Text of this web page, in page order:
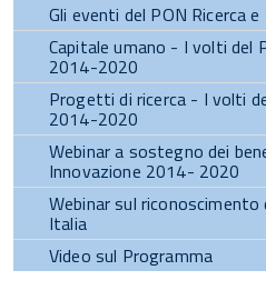
Gli eventi del PON Ricerca
Capitale umano - I volti del
2014-2020
Progetti di ricerca - I volti
2014-2020
Webinar a sostegno dei
Innovazione 2014- 2020
Webinar sul
Italia
Video sul Programma